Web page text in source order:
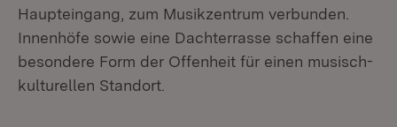
Haupteingang, zum Musikzentrum verbunden.
Innenhöfe sowie eine Dachterrasse schaffen eine
besondere Form der Offenheit für einen musisch-
kulturellen Standort.